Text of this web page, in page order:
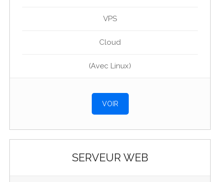
VPS
Cloud
(Avec Linux)
VOIR
SERVEUR WEB